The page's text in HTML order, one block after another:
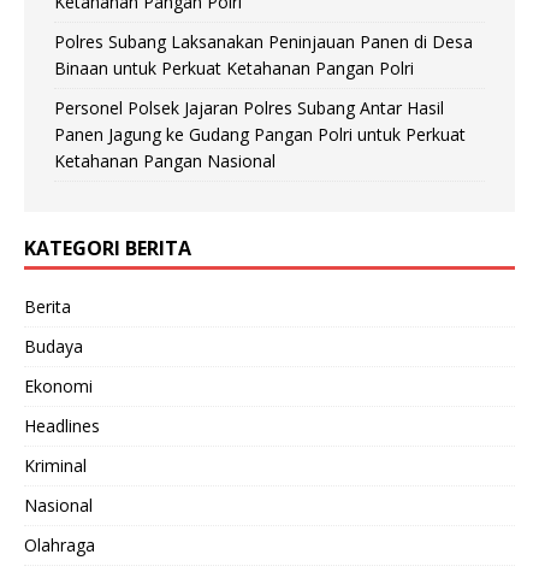
Polres Subang Laksanakan Peninjauan Panen di Desa
Binaan untuk Perkuat Ketahanan Pangan Polri
Personel Polsek Jajaran Polres Subang Antar Hasil
Panen Jagung ke Gudang Pangan Polri untuk Perkuat
Ketahanan Pangan Nasional
KATEGORI BERITA
Berita
Budaya
Ekonomi
Headlines
Kriminal
Nasional
Olahraga